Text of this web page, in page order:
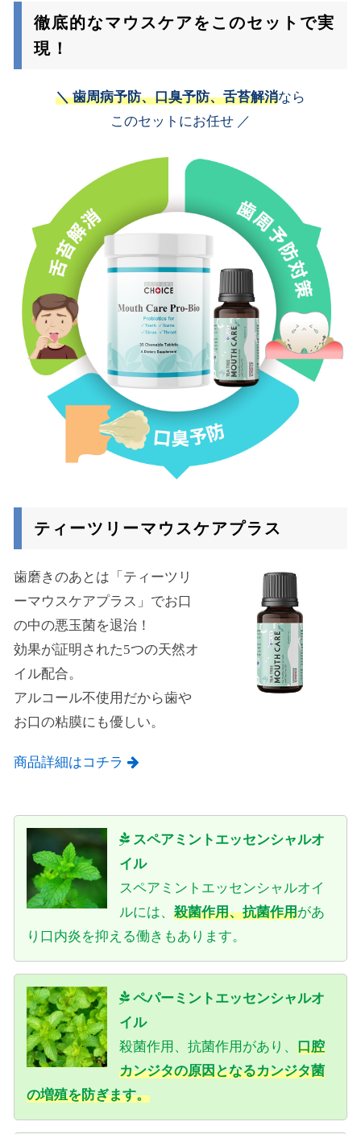
徹底的なマウスケアをこのセットで実
現！
＼ 歯周病予防、口臭予防、舌苔解消なら
このセットにお任せ ／
ティーツリーマウスケアプラス
歯磨きのあとは「ティーツリ
ーマウスケアプラス」でお口
の中の悪玉菌を退治！
効果が証明された5つの天然オ
イル配合。
アルコール不使用だから歯や
お口の粘膜にも優しい。
商品詳細はコチラ
スペアミントエッセンシャルオ
イル
スペアミントエッセンシャルオイ
ルには、 殺菌作用、抗菌作用があ
り口内炎を抑える働きもあります。
ペパーミントエッセンシャルオ
イル
殺菌作用、抗菌作用があり、 口腔
カンジタの原因となるカンジタ菌
の増殖を防ぎます。